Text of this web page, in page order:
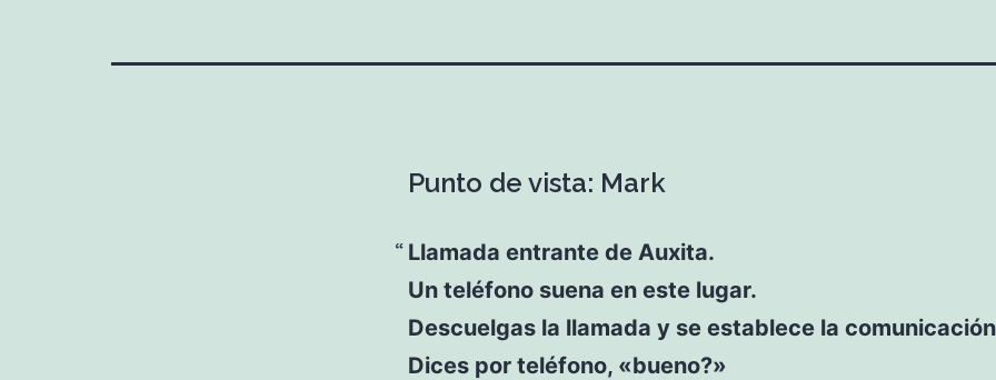
Punto de vista: Mark
Llamada entrante de Auxita.
Un teléfono suena en este lugar.
Descuelgas la llamada y se establece la
Dices por teléfono, «bueno?»